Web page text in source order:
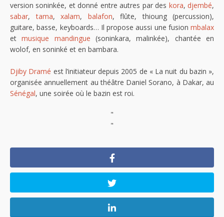
version soninkée, et donné entre autres par des kora,djembé,
sabar,tama, xalam, balafon, flûte, thioung (percussion),
guitare, basse, keyboards… Il propose aussi une fusion mbalax
etmusique mandingue (soninkara, malinkée), chantée en
wolof, en soninké et en bambara.
Djiby Dramé est l’initiateur depuis 2005 de « La nuit du bazin »,
organisée annuellement au théâtre Daniel Sorano, à Dakar, au
Sénégal, une soirée où le bazin est roi.
"
"